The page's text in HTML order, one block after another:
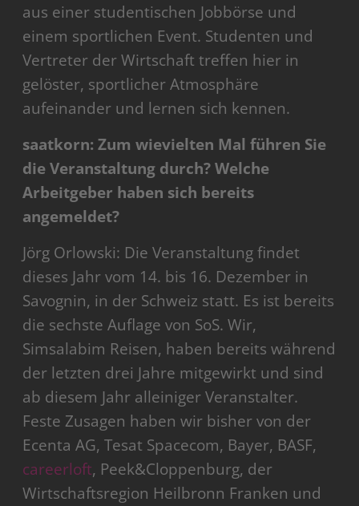
aus einer studentischen Jobbörse und
einem sportlichen Event. Studenten und
Vertreter der Wirtschaft treffen hier in
gelöster, sportlicher Atmosphäre
aufeinander und lernen sich kennen.
saatkorn: Zum wievielten Mal führen Sie
die Veranstaltung durch? Welche
Arbeitgeber haben sich bereits
angemeldet?
Jörg Orlowski: Die Veranstaltung findet
dieses Jahr vom 14. bis 16. Dezember in
Savognin, in der Schweiz statt. Es ist bereits
die sechste Auflage von SoS. Wir,
Simsalabim Reisen, haben bereits während
der letzten drei Jahre mitgewirkt und sind
ab diesem Jahr alleiniger Veranstalter.
Feste Zusagen haben wir bisher von der
Ecenta AG, Tesat Spacecom, Bayer, BASF,
careerloft, Peek&Cloppenburg, der
Wirtschaftsregion Heilbronn Franken und